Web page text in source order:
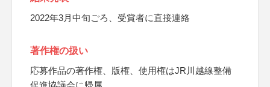
2022年3月中旬ごろ、受賞者に直接連絡
著作権の扱い
応募作品の著作権、版権、使用権はJR川越線整備
促進協議会に帰属